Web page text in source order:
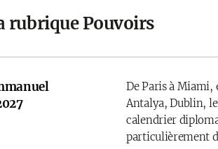
rubrique Pouvoirs
De Paris à Miami,
Antalya, Dublin,
calendrier
particulièrement